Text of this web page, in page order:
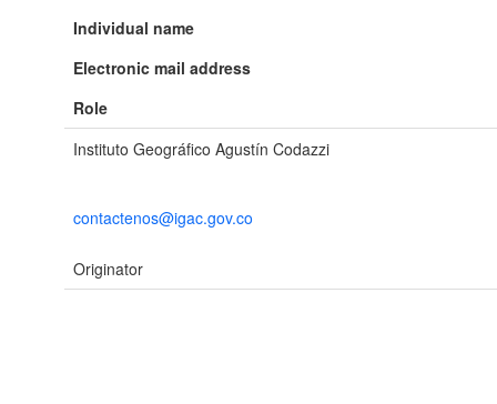
Individual name
Electronic mail address
Role
Instituto Geográfico Agustín Codazzi
contactenos@igac.gov.co
Originator